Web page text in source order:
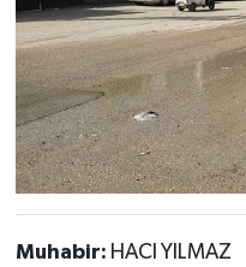
Muhabir: HACI YILMAZ